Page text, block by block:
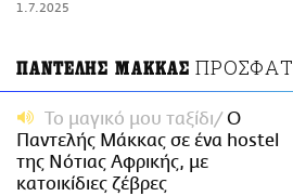
1.7.2025
ΠΑΝΤΕΛΗΣ ΜΑΚΚΑΣ
Το μαγικό μου ταξίδι
Ο
Παντελής Μάκκας σε ένα hostel
της Νότιας Αφρικής, με
κατοικίδιες ζέβρες